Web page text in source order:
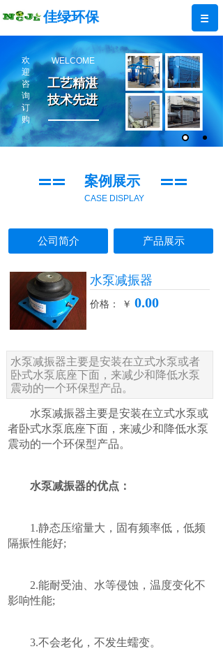
佳绿环保
WELCOME
欢
迎
咨
询
订
购
工艺精湛
技术先进
工艺精湛
技术先进
案例展示
CASE DISPLAY
公司简介 产品展示
水泵减振器
价格： ￥ 0.00
水泵减振器主要是安装在立式水泵或者
卧式水泵底座下面，来减少和降低水泵
震动的一个环保型产品。
水泵减振器主要是安装在立式水泵或
者卧式水泵底座下面，来减少和降低水泵
震动的一个环保型产品。
水泵减振器的优点：
1.静态压缩量大，固有频率低，低频
隔振性能好;
2.能耐受油、水等侵蚀，温度变化不
影响性能;
3.不会老化，不发生蠕变。